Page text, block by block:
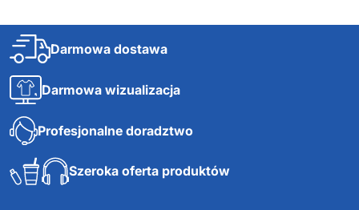
Darmowa dostawa
Darmowa wizualizacja
Profesjonalne doradztwo
Szeroka oferta produktów